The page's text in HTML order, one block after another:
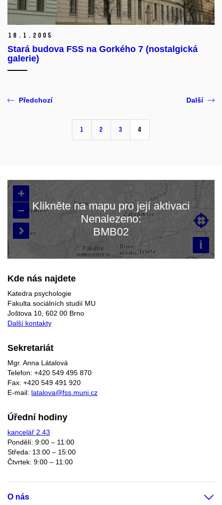
18. 1. 2005
Stará budova FSS na Gorkého 7 (nostalgická
galerie)
Předchozí
1 2 3 4
Další
Načítám mapu…
+
–
i


Klikněte na mapu pro její aktivaci
Nenalezeno:
BMB02
Kde nás najdete
Katedra psychologie
Fakulta sociálních studií MU
Joštova 10, 602 00 Brno
Další kontakty
Sekretariát
Mgr. Anna Látalová
Telefon: +420 549 495 870
Fax: +420 549 491 920
E-mail: latalova@fss.muni.cz
Úřední hodiny
kancelář 2.43
Pondělí: 9:00 – 11:00
Středa: 13:00 – 15:00
Čtvrtek: 9:00 – 11:00
O nás